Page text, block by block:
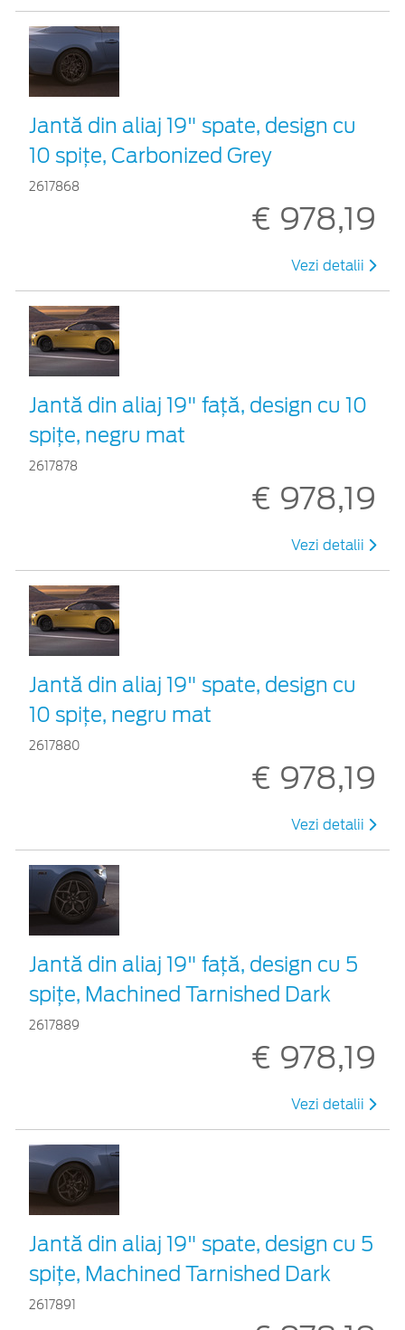
Jantă din aliaj 19" spate, design cu
10 spițe, Carbonized Grey
2617868
€ 978,19
Vezi detalii
Jantă din aliaj 19" față, design cu 10
spițe, negru mat
2617878
€ 978,19
Vezi detalii
Jantă din aliaj 19" spate, design cu
10 spițe, negru mat
2617880
€ 978,19
Vezi detalii
Jantă din aliaj 19" față, design cu 5
spițe, Machined Tarnished Dark
2617889
€ 978,19
Vezi detalii
Jantă din aliaj 19" spate, design cu 5
spițe, Machined Tarnished Dark
2617891